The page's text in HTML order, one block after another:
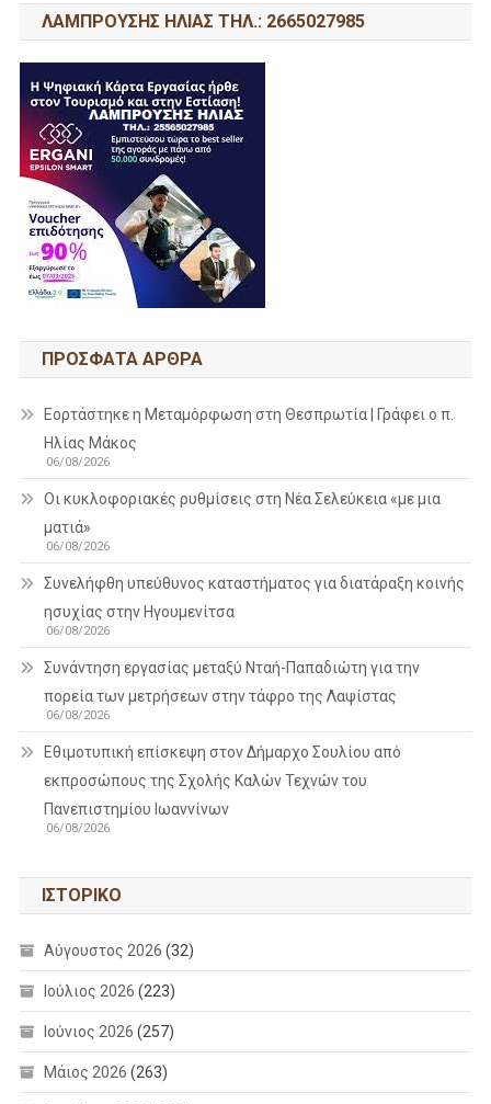
ΛΑΜΠΡΟΥΣΗΣ ΗΛΙΑΣ ΤΗΛ.: 2665027985
ΠΡΌΣΦΑΤΑ ΆΡΘΡΑ
Εορτάστηκε η Μεταμόρφωση στη Θεσπρωτία | Γράφει ο π.
Ηλίας Μάκος
06/08/2026
Οι κυκλοφοριακές ρυθμίσεις στη Νέα Σελεύκεια «με μια
ματιά»
06/08/2026
Συνελήφθη υπεύθυνος καταστήματος για διατάραξη κοινής
ησυχίας στην Ηγουμενίτσα
06/08/2026
Συνάντηση εργασίας μεταξύ Νταή-Παπαδιώτη για την
πορεία των μετρήσεων στην τάφρο της Λαψίστας
06/08/2026
Εθιμοτυπική επίσκεψη στον Δήμαρχο Σουλίου από
εκπροσώπους της Σχολής Καλών Τεχνών του
Πανεπιστημίου Ιωαννίνων
06/08/2026
ΙΣΤΟΡΙΚΌ
Αύγουστος 2026 (32)
Ιούλιος 2026 (223)
Ιούνιος 2026 (257)
Μάιος 2026 (263)